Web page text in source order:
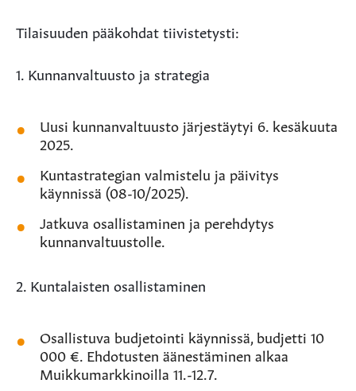
Tilaisuuden pääkohdat tiivistetysti:
1. Kunnanvaltuusto ja strategia
Uusi kunnanvaltuusto järjestäytyi 6. kesäkuuta
2025.
Kuntastrategian valmistelu ja päivitys
käynnissä (08-10/2025).
Jatkuva osallistaminen ja perehdytys
kunnanvaltuustolle.
2. Kuntalaisten osallistaminen
Osallistuva budjetointi käynnissä, budjetti 10
000 €. Ehdotusten äänestäminen alkaa
Muikkumarkkinoilla 11.-12.7.